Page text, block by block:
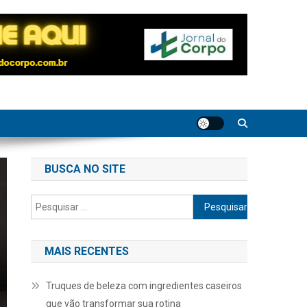
BUSCA NO SITE
Pesquisar
por:
MAIS RECENTES
Truques de beleza com ingredientes caseiros
que vão transformar sua rotina